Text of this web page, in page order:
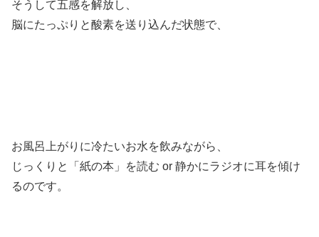
そうして五感を解放し、
脳にたっぷりと酸素を送り込んだ状態で、
お風呂上がりに冷たいお水を飲みながら、
じっくりと「紙の本」を読む or 静かにラジオに耳を傾け
るのです。